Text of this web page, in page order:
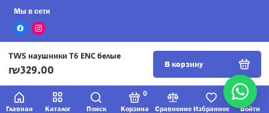
Главная Каталог Поиск Корзина
0
Сравнение Избранное Войти
TWS наушники T6 ENC белые
₪329.00 В корзину
Мы в сети